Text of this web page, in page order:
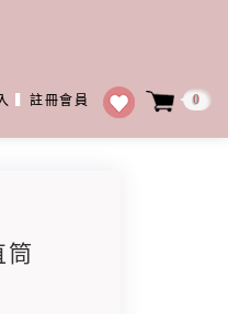
註冊會員 0
筒